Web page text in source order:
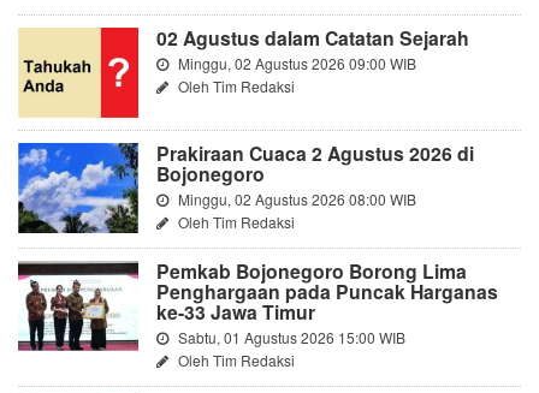
02 Agustus dalam Catatan Sejarah
Minggu, 02 Agustus 2026 09:00 WIB
Oleh Tim Redaksi
Prakiraan Cuaca 2 Agustus 2026 di
Bojonegoro
Minggu, 02 Agustus 2026 08:00 WIB
Oleh Tim Redaksi
Pemkab Bojonegoro Borong Lima
Penghargaan pada Puncak Harganas
ke-33 Jawa Timur
Sabtu, 01 Agustus 2026 15:00 WIB
Oleh Tim Redaksi